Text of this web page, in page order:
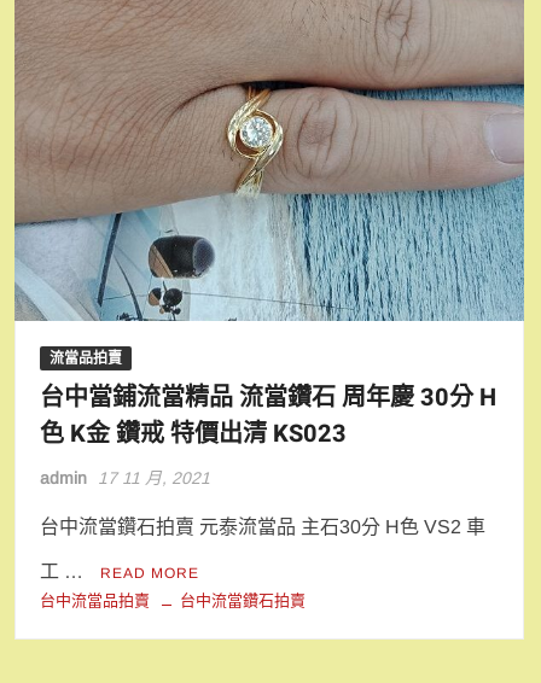
流當品拍賣
台中當鋪流當精品 流當鑽石 周年慶 30分 H
色 K金 鑽戒 特價出清 KS023
admin 17 11 月, 2021
台中流當鑽石拍賣 元泰流當品 主石30分 H色 VS2 車
工 … READ MORE
台中流當品拍賣 台中流當鑽石拍賣